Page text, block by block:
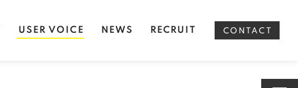
USER VOICE NEWS RECRUIT CONTACT